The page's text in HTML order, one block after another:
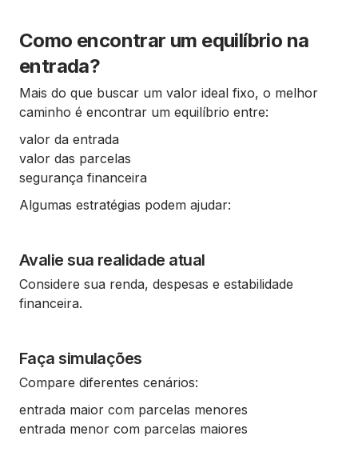
Como encontrar um equilíbrio na
entrada?
Mais do que buscar um valor ideal fixo, o melhor
caminho é encontrar um equilíbrio entre:
valor da entrada
valor das parcelas
segurança financeira
Algumas estratégias podem ajudar:
Avalie sua realidade atual
Considere sua renda, despesas e estabilidade
financeira.
Faça simulações
Compare diferentes cenários:
entrada maior com parcelas menores
entrada menor com parcelas maiores